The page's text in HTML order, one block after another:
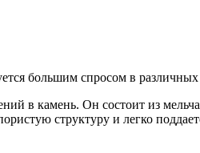
большим спросом в различных
в камень. Он состоит из
структуру и легко